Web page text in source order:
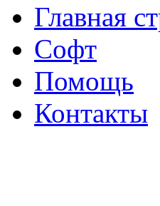
Главная
Софт
Помощь
Контакты